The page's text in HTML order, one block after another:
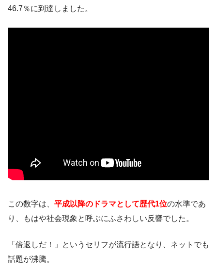
46.7％に到達しました。
この数字は、 平成以降のドラマとして歴代1位の水準であ
り、もはや社会現象と呼ぶにふさわしい反響でした。
「倍返しだ！」というセリフが流行語となり、ネットでも
話題が沸騰。